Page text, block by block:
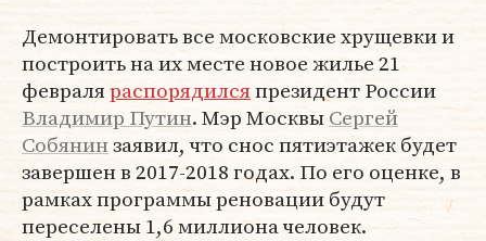
Демонтировать все московские хрущевки и
построить на их месте новое жилье 21
февраляраспорядилсяпрезидент России
Владимир Путин. Мэр МосквыСергей
Собянинзаявил, что снос пятиэтажек будет
завершен в 2017-2018 годах. По его оценке, в
рамках программы реновации будут
переселены 1,6 миллиона человек.